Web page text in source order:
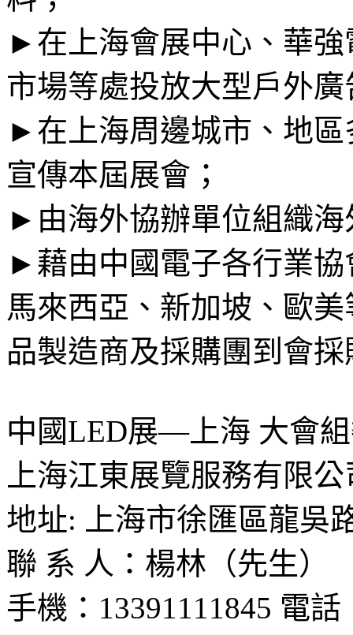
►在上海會展中心、華
市場等處投放大型戶外
►在上海周邊城市、地
宣傳本屆展會；
►由海外協辦單位組織
►藉由中國電子各行業
馬來西亞、新加坡、歐
品製造商及採購團到會採
中國LED展—上海 大會
上海江東展覽服務有限公
地址: 上海市徐匯區龍吳
聯 系 人：楊林（先生）
手機：13391111845 電